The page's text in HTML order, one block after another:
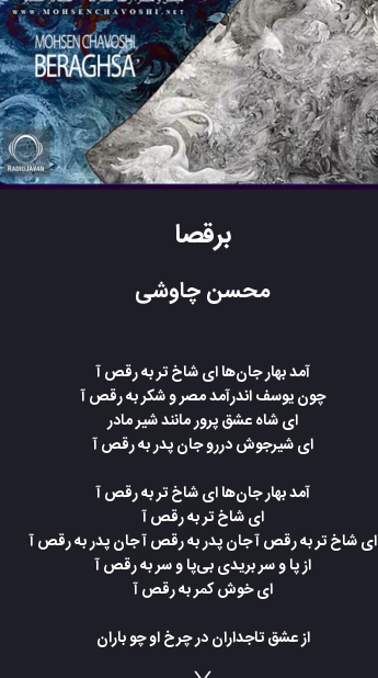
برقصا
محسن چاوشی
آمد بهار جان‌ها ای شاخ تر به رقص آ
چون یوسف اندرآمد مصر و شکر به رقص آ
ای شاه عشق پرور مانند شیر مادر
ای شیرجوش دررو جان پدر به رقص آ
آمد بهار جان‌ها ای شاخ تر به رقص آ
ای شاخ تر به رقص آ
ای شاخ تر به رقص آ جان پدر به رقص آ جان پدر به رقص آ
از پا و سر بریدی بی‌پا و سر به رقص آ
ای خوش کمر به رقص آ
از عشق تاجداران در چرخ او چو باران